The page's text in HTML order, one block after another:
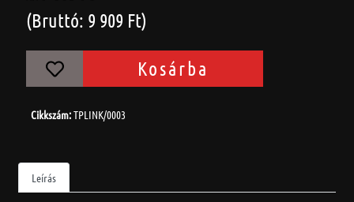
(Bruttó: 9 909 Ft)
Kosárba
Cikkszám:TPLINK/0003
Leírás